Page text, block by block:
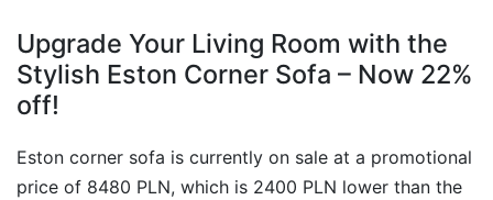
Upgrade Your Living Room with the
Stylish Eston Corner Sofa – Now 22%
off!
Eston corner sofa is currently on sale at a promotional
price of 8480 PLN, which is 2400 PLN lower than the